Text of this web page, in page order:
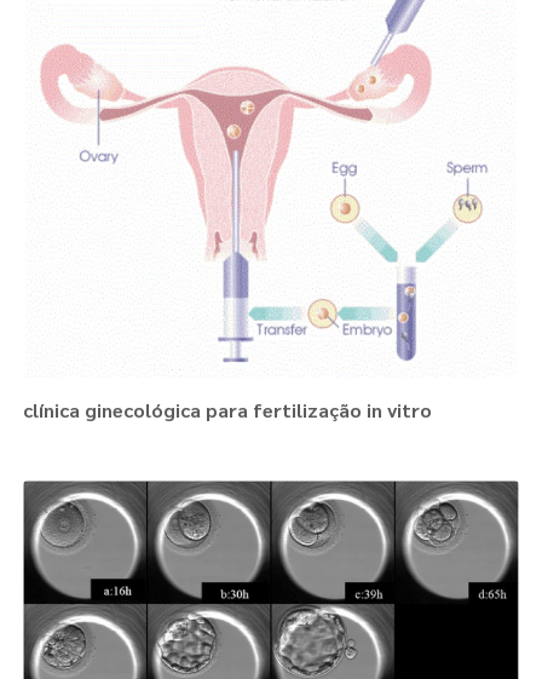
clínica ginecológica para fertilização in vitro